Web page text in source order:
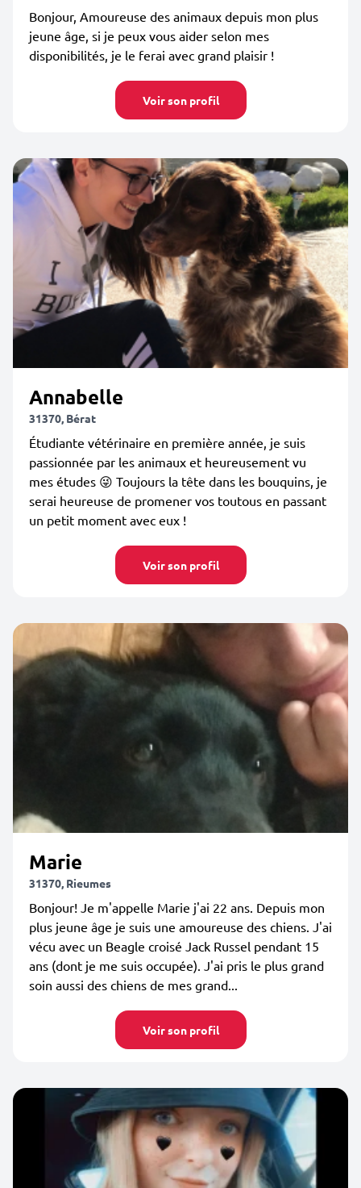
Bonjour, Amoureuse des animaux depuis mon plus
jeune âge, si je peux vous aider selon mes
disponibilités, je le ferai avec grand plaisir !
Voir son profil
Annabelle
31370, Bérat
Étudiante vétérinaire en première année, je suis
passionnée par les animaux et heureusement vu
mes études 😜 Toujours la tête dans les bouquins, je
serai heureuse de promener vos toutous en passant
un petit moment avec eux !
Voir son profil
Marie
31370, Rieumes
Bonjour! Je m'appelle Marie j'ai 22 ans. Depuis mon
plus jeune âge je suis une amoureuse des chiens. J'ai
vécu avec un Beagle croisé Jack Russel pendant 15
ans (dont je me suis occupée). J'ai pris le plus grand
soin aussi des chiens de mes grand...
Voir son profil